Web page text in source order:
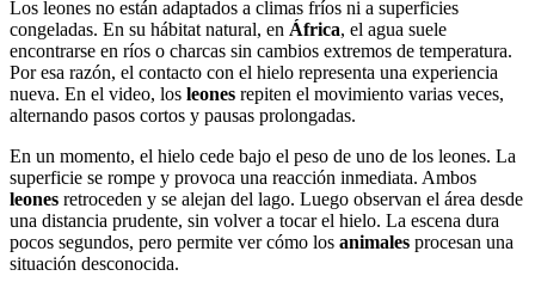
Los leones no están adaptados a climas fríos ni a superficies
congeladas. En su hábitat natural, en África, el agua suele
encontrarse en ríos o charcas sin cambios extremos de temperatura.
Por esa razón, el contacto con el hielo representa una experiencia
nueva. En el video, los leones repiten el movimiento varias veces,
alternando pasos cortos y pausas prolongadas.
En un momento, el hielo cede bajo el peso de uno de los leones. La
superficie se rompe y provoca una reacción inmediata. Ambos
leones retroceden y se alejan del lago. Luego observan el área desde
una distancia prudente, sin volver a tocar el hielo. La escena dura
pocos segundos, pero permite ver cómo los animales procesan una
situación desconocida.